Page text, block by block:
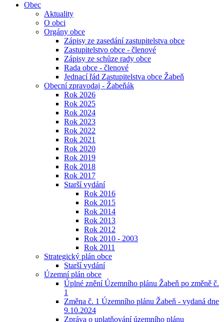
Obec
Aktuality
O obci
Orgány obce
Zápisy ze zasedání zastupitelstva obce
Zastupitelstvo obce - členové
Zápisy ze schůze rady obce
Rada obce - členové
Jednací řád Zastupitelstva obce Žabeň
Obecní zpravodaj - Žabeňák
Rok 2026
Rok 2025
Rok 2024
Rok 2023
Rok 2022
Rok 2021
Rok 2020
Rok 2019
Rok 2018
Rok 2017
Starší vydání
Rok 2016
Rok 2015
Rok 2014
Rok 2013
Rok 2012
Rok 2010 - 2003
Rok 2011
Strategický plán obce
Starší vydání
Územní plán obce
Úplné znění Územního plánu Žabeň po změně č.
1
Změna č. 1 Územního plánu Žabeň - vydaná dne
9.10.2024
Zpráva o uplatňování územního plánu